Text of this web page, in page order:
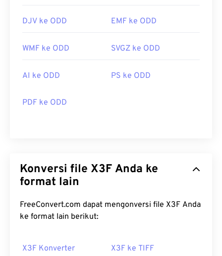
DJV ke ODD EMF ke ODD
WMF ke ODD SVGZ ke ODD
AI ke ODD PS ke ODD
PDF ke ODD
Konversi file X3F Anda ke
format lain
FreeConvert.com dapat mengonversi file X3F Anda
ke format lain berikut:
X3F Konverter X3F ke TIFF